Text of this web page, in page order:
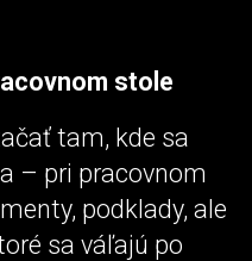
stole
tam, kde sa
– pri pracovnom
podklady, ale
sa váľajú po